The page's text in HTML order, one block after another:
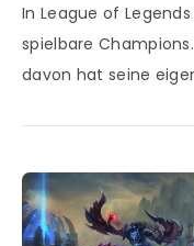
In League of
spielbare
davon hat seine